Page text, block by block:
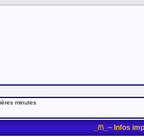
minutes
_/!\_~ Infos